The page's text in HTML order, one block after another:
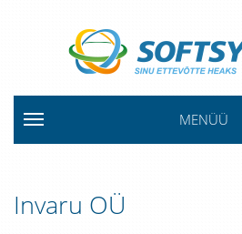
MENÜÜ
Invaru OÜ